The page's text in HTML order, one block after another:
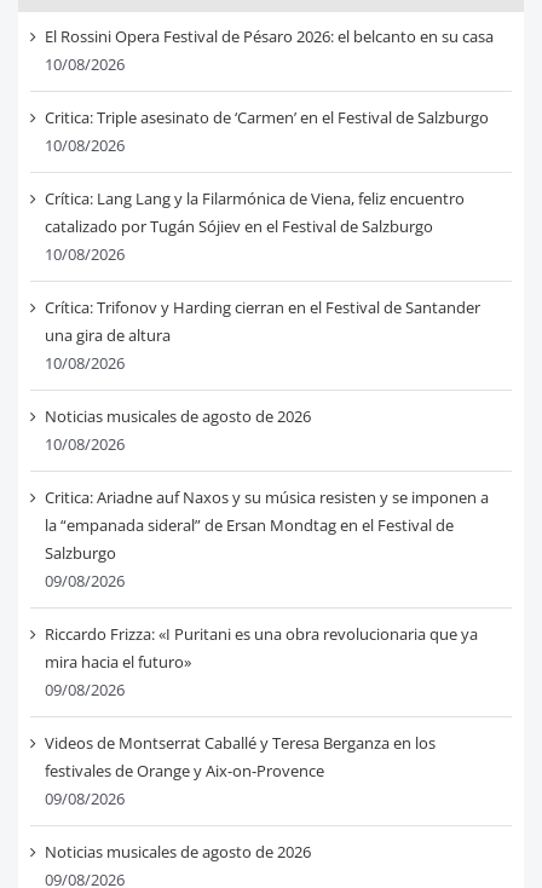
El Rossini Opera Festival de Pésaro 2026: el belcanto en su casa
10/08/2026
Critica: Triple asesinato de ‘Carmen’ en el Festival de Salzburgo
10/08/2026
Crítica: Lang Lang y la Filarmónica de Viena, feliz encuentro
catalizado por Tugán Sójiev en el Festival de Salzburgo
10/08/2026
Crítica: Trifonov y Harding cierran en el Festival de Santander
una gira de altura
10/08/2026
Noticias musicales de agosto de 2026
10/08/2026
Critica: Ariadne auf Naxos y su música resisten y se imponen a
la “empanada sideral” de Ersan Mondtag en el Festival de
Salzburgo
09/08/2026
Riccardo Frizza: «I Puritani es una obra revolucionaria que ya
mira hacia el futuro»
09/08/2026
Videos de Montserrat Caballé y Teresa Berganza en los
festivales de Orange y Aix-on-Provence
09/08/2026
Noticias musicales de agosto de 2026
09/08/2026